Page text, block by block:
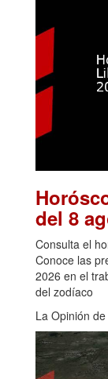
del 8
Consulta el
Conoce las
2026 en el
del zodíaco
La Opinión